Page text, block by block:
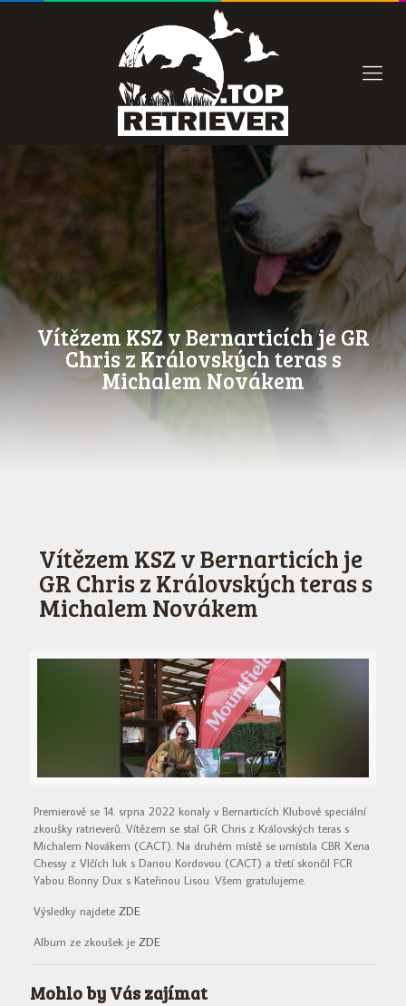
Vítězem KSZ v Bernarticích je GR
Chris z Královských teras s
Michalem Novákem
Vítězem KSZ v Bernarticích je
GR Chris z Královských teras s
Michalem Novákem
Premierově se 14. srpna 2022 konaly v Bernarticích Klubové speciální
zkoušky ratrieverů. Vítězem se stal GR Chris z Královských teras s
Michalem Novákem (CACT). Na druhém místě se umístila CBR Xena
Chessy z Vlčích luk s Danou Kordovou (CACT) a třetí skončil FCR
Yabou Bonny Dux s Kateřinou Lisou. Všem gratulujeme.
Výsledky najdete ZDE
Album ze zkoušek je ZDE
Mohlo by Vás zajímat